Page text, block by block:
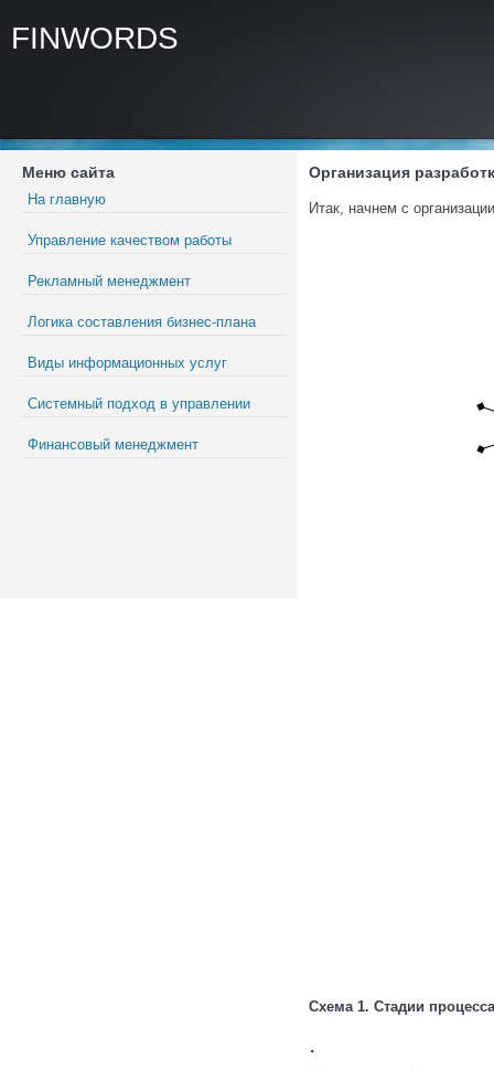
FINWORDS
Меню сайта
На главную
Управление качеством работы
Рекламный менеджмент
Логика составления бизнес-плана
Виды информационных услуг
Системный подход в управлении
Финансовый менеджмент
Организация
Итак, начнем с
Схема 1. Стадии
.